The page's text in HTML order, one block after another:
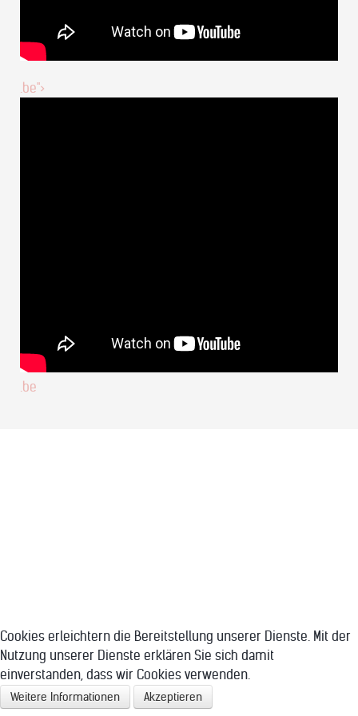
.be">
.be
Cookies erleichtern die Bereitstellung unserer Dienste. Mit der
Nutzung unserer Dienste erklären Sie sich damit
einverstanden, dass wir Cookies verwenden.
Weitere Informationen Akzeptieren